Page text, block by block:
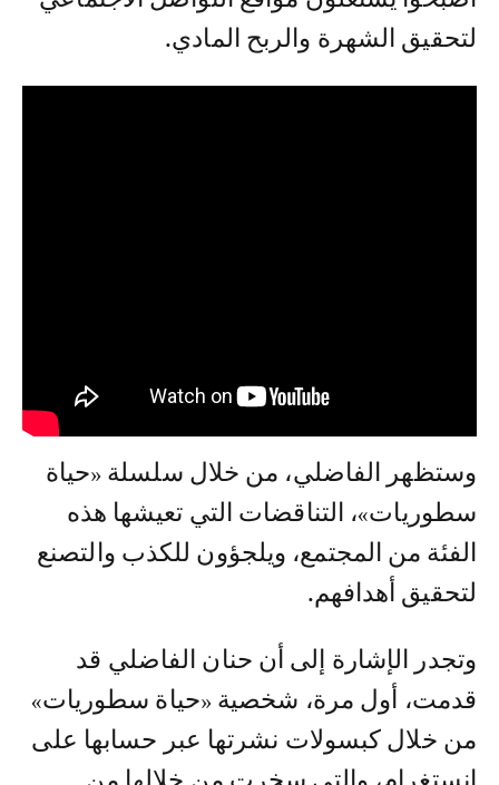
لتحقيق الشهرة والربح المادي.
وستظهر الفاضلي، من خلال سلسلة «حياة
سطوريات»، التناقضات التي تعيشها هذه
الفئة من المجتمع، ويلجؤون للكذب والتصنع
لتحقيق أهدافهم.
وتجدر الإشارة إلى أن حنان الفاضلي قد
قدمت، أول مرة، شخصية «حياة سطوريات»
من خلال كبسولات نشرتها عبر حسابها على